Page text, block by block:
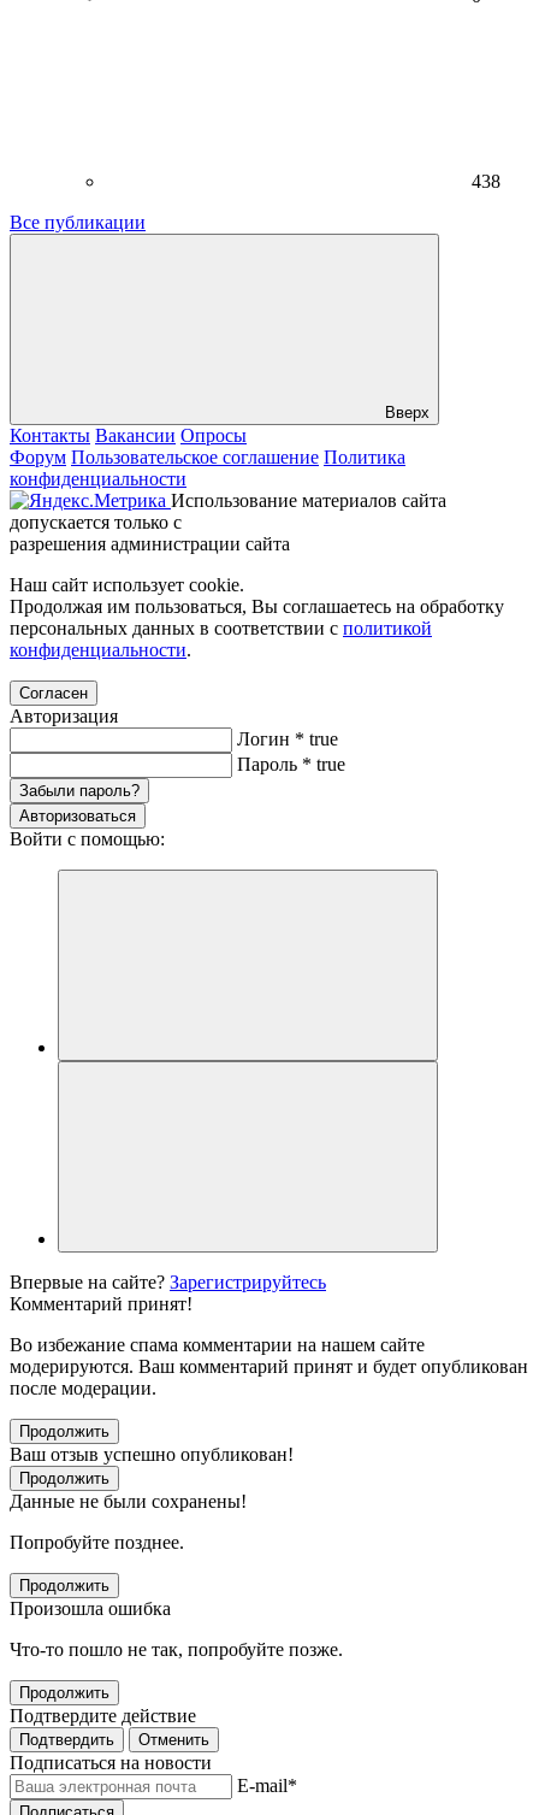
438
Все публикации
Вверх
Контакты Вакансии Опросы
Форум Пользовательское соглашение Политика
конфиденциальности
Использование материалов сайта
допускается только с
разрешения администрации сайта
Наш сайт использует cookie.
Продолжая им пользоваться, Вы соглашаетесь на обработку
персональных данных в соответствии с политикой
конфиденциальности.
Согласен
Авторизация
Логин * true
Пароль * true
Забыли пароль?
Авторизоваться
Войти с помощью:
Впервые на сайте? Зарегистрируйтесь
Комментарий принят!
Во избежание спама комментарии на нашем сайте
модерируются. Ваш комментарий принят и будет опубликован
после модерации.
Продолжить
Ваш отзыв успешно опубликован!
Продолжить
Данные не были сохранены!
Попробуйте позднее.
Продолжить
Произошла ошибка
Что-то пошло не так, попробуйте позже.
Продолжить
Подтвердите действие
Подтвердить Отменить
Подписаться на новости
E-mail*